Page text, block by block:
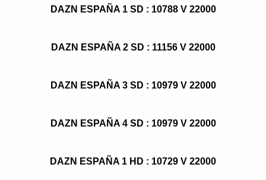
DAZN ESPAÑA 1 SD : 10788 V 22000
DAZN ESPAÑA 2 SD : 11156 V 22000
DAZN ESPAÑA 3 SD : 10979 V 22000
DAZN ESPAÑA 4 SD : 10979 V 22000
DAZN ESPAÑA 1 HD : 10729 V 22000